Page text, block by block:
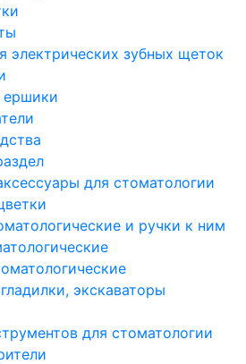
электрических зубных щеток
для стоматологии
и ручки к ним
экскаваторы
для стоматологии